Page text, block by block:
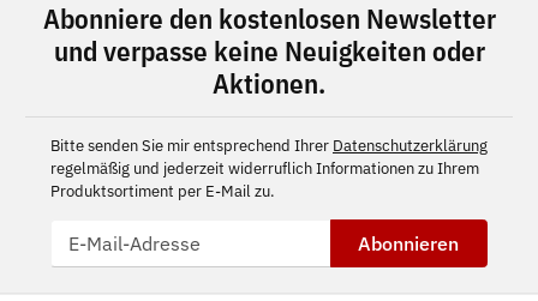
Abonniere den kostenlosen Newsletter
und verpasse keine Neuigkeiten oder
Aktionen.
Bitte senden Sie mir entsprechend Ihrer Datenschutzerklärung
regelmäßig und jederzeit widerruflich Informationen zu Ihrem
Produktsortiment per E-Mail zu.
Abonnieren